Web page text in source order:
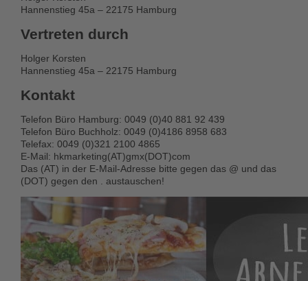
Hannenstieg 45a – 22175 Hamburg
Vertreten durch
Holger Korsten
Hannenstieg 45a – 22175 Hamburg
Kontakt
Telefon Büro Hamburg: 0049 (0)40 881 92 439
Telefon Büro Buchholz: 0049 (0)4186 8958 683
Telefax: 0049 (0)321 2100 4865
E-Mail: hkmarketing(AT)gmx(DOT)com
Das (AT) in der E-Mail-Adresse bitte gegen das @ und das
(DOT) gegen den . austauschen!